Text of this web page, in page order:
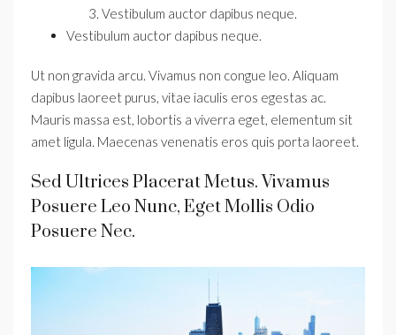
Vestibulum auctor dapibus neque.
Vestibulum auctor dapibus neque.
Ut non gravida arcu. Vivamus non congue leo. Aliquam
dapibus laoreet purus, vitae iaculis eros egestas ac.
Mauris massa est, lobortis a viverra eget, elementum sit
amet ligula. Maecenas venenatis eros quis porta laoreet.
Sed Ultrices Placerat Metus. Vivamus
Posuere Leo Nunc, Eget Mollis Odio
Posuere Nec.